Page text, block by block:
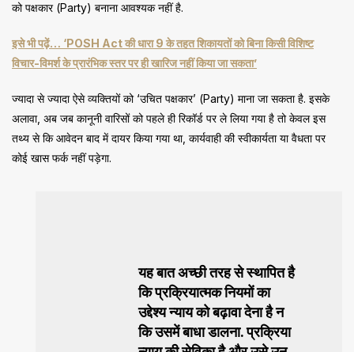
को पक्षकार (Party) बनाना आवश्यक नहीं है.
इसे भी पढ़ें… ‘POSH Act की धारा 9 के तहत शिकायतों को बिना किसी विशिष्ट
विचार-विमर्श के प्रारंभिक स्तर पर ही खारिज नहीं किया जा सकता’
ज्यादा से ज्यादा ऐसे व्यक्तियों को ‘उचित पक्षकार’ (Party) माना जा सकता है. इसके
अलावा, अब जब कानूनी वारिसों को पहले ही रिकॉर्ड पर ले लिया गया है तो केवल इस
तथ्य से कि आवेदन बाद में दायर किया गया था, कार्यवाही की स्वीकार्यता या वैधता पर
कोई खास फर्क नहीं पड़ेगा.
यह बात अच्छी तरह से स्थापित है
कि प्रक्रियात्मक नियमों का
उद्देश्य न्याय को बढ़ावा देना है न
कि उसमें बाधा डालना. प्रक्रिया